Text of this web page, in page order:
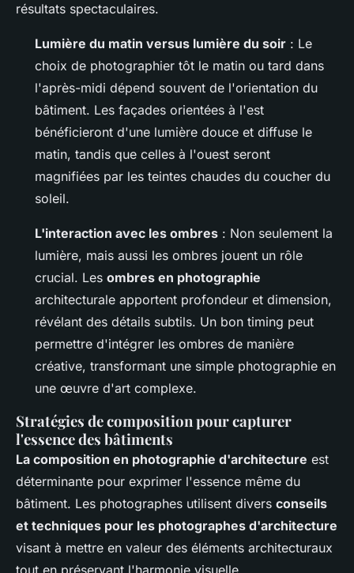
résultats spectaculaires.
Lumière du matin versus lumière du soir : Le
choix de photographier tôt le matin ou tard dans
l'après-midi dépend souvent de l'orientation du
bâtiment. Les façades orientées à l'est
bénéficieront d'une lumière douce et diffuse le
matin, tandis que celles à l'ouest seront
magnifiées par les teintes chaudes du coucher du
soleil.
L'interaction avec les ombres : Non seulement la
lumière, mais aussi les ombres jouent un rôle
crucial. Les ombres en photographie
architecturale apportent profondeur et dimension,
révélant des détails subtils. Un bon timing peut
permettre d'intégrer les ombres de manière
créative, transformant une simple photographie en
une œuvre d'art complexe.
Stratégies de composition pour capturer
l'essence des bâtiments
La composition en photographie d'architecture est
déterminante pour exprimer l'essence même du
bâtiment. Les photographes utilisent divers conseils
et techniques pour les photographes d'architecture
visant à mettre en valeur des éléments architecturaux